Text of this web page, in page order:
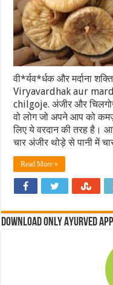
वी*र्यव*र्धक और मर्दाना
Viryavardhak aur
chilgoje. अंजीर और चिलगोजे
वो लोग जो अपने आप को
लिए ये वरदान की तरह है।
चार अंजीर थोड़े से पानी में
Read More »
Download Only Ayurved App